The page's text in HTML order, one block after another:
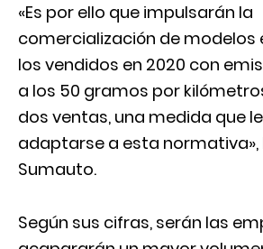
«Es por ello que impulsarán la
comercialización de modelos
los vendidos en 2020 con
a los 50 gramos por
dos ventas, una medida que
adaptarse a esta normativa»,
Sumauto.
Según sus cifras, serán las